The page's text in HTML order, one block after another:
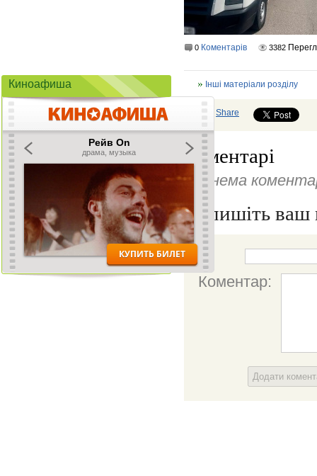
0 Коментарів 3382
Інші матеріали розділу
Share
Коментарі
Ще нема
Напишіть ваш
Ім'я:
Коментар:
Додати
Киноафиша